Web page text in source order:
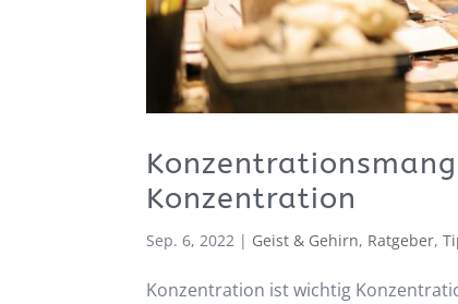
Konzentration
Sep. 6, 2022 | Geist & Gehirn, Ratgeber,
Konzentration ist wichtig